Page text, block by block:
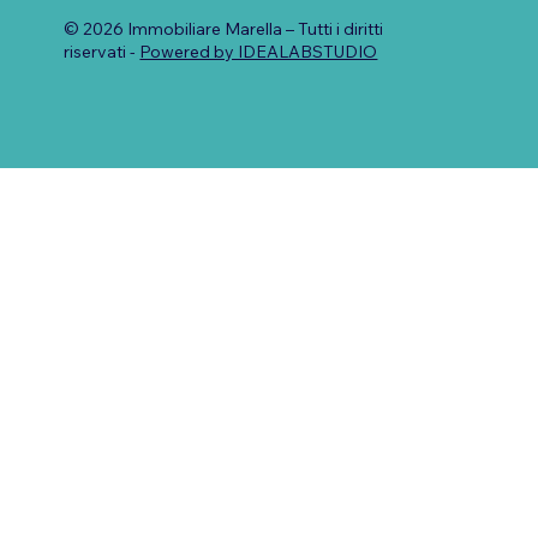
© 2026 Immobiliare Marella – Tutti i diritti
riservati - Powered by IDEALABSTUDIO